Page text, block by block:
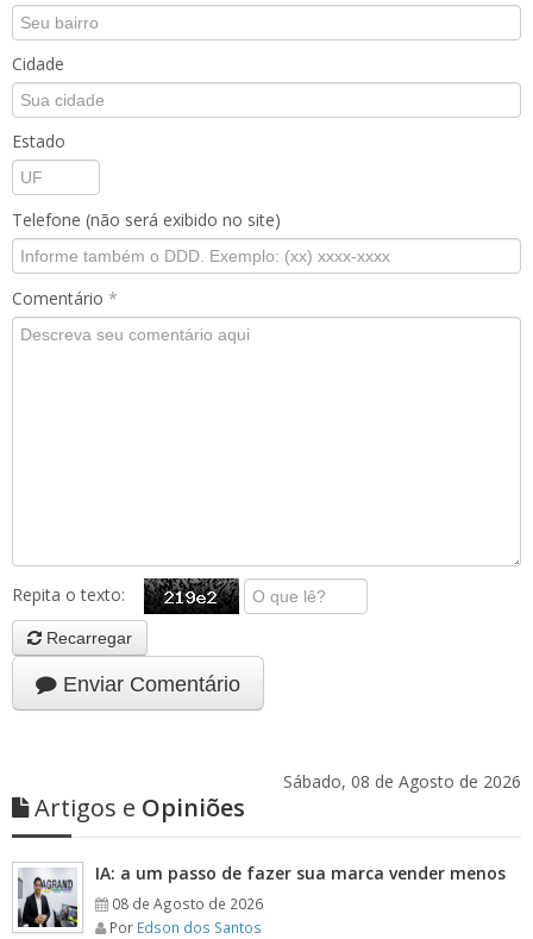
Cidade
Estado
Telefone (não será exibido no site)
Comentário *
Repita o texto:
Recarregar
Enviar Comentário
Sábado, 08 de Agosto de 2026
Artigos e Opiniões
IA: a um passo de fazer sua marca vender menos
08 de Agosto de 2026
Por Edson dos Santos